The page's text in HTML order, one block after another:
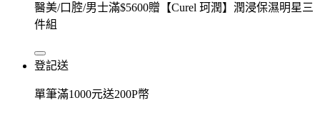
醫美/口腔/男士滿$5600贈【Curel 珂潤】潤浸保濕明星三
件組
登記送
單筆滿1000元送200P幣